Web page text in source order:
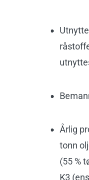
Årlig
tonn
(55 %
K3